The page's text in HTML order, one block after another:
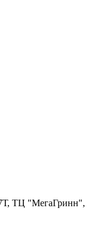
ТЦ "МегаГринн",